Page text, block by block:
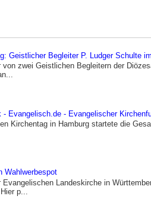
Geistlicher Begleiter P. Ludger Schulte
zwei Geistlichen Begleitern der
Evangelisch.de - Evangelischer
Kirchentag in Hamburg startete die
Wahlwerbespot
Landeskirche in
p...